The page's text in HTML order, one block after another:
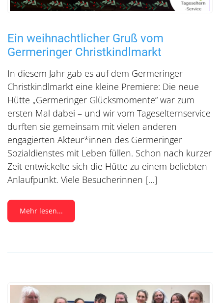
Ein weihnachtlicher Gruß vom
Germeringer Christkindlmarkt
In diesem Jahr gab es auf dem Germeringer
Christkindlmarkt eine kleine Premiere: Die neue
Hütte „Germeringer Glücksmomente“ war zum
ersten Mal dabei – und wir vom Tageselternservice
durften sie gemeinsam mit vielen anderen
engagierten Akteur*innen des Germeringer
Sozialdienstes mit Leben füllen. Schon nach kurzer
Zeit entwickelte sich die Hütte zu einem beliebten
Anlaufpunkt. Viele Besucherinnen […]
Mehr lesen...